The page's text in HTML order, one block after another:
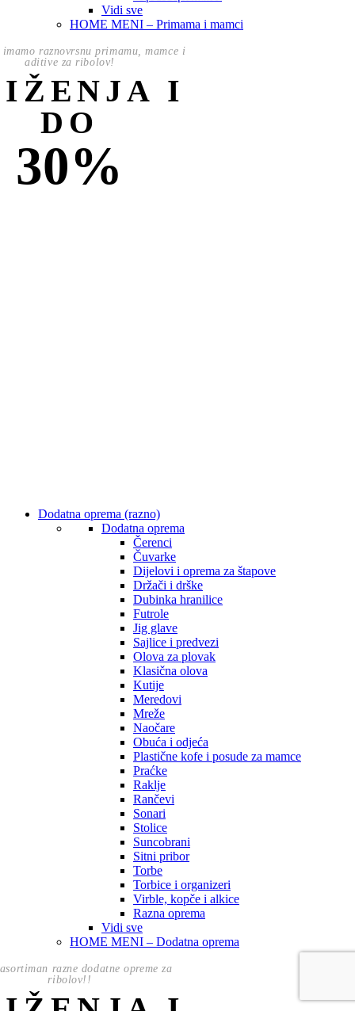
Vidi sve
HOME MENI – Primama i mamci
raznovrsnu primamu, mamce i
aditive za ribolov!
I
DO
30%
Dodatna oprema (razno)
Dodatna oprema
Čerenci
Čuvarke
Dijelovi i oprema za štapove
Držači i drške
Dubinka hranilice
Futrole
Jig glave
Sajlice i predvezi
Olova za plovak
Klasična olova
Kutije
Meredovi
Mreže
Naočare
Obuća i odjeća
Plastične kofe i posude za mamce
Praćke
Raklje
Rančevi
Sonari
Stolice
Suncobrani
Sitni pribor
Torbe
Torbice i organizeri
Virble, kopče i alkice
Razna oprema
Vidi sve
HOME MENI – Dodatna oprema
razne dodatne opreme za
ribolov!!